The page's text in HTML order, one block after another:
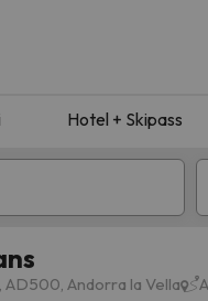
Hotel + Skipass
Hotel di montagna
Andorra la Vella